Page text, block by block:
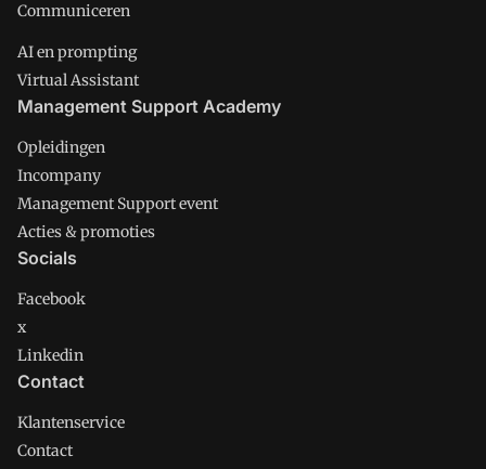
Communiceren
AI en prompting
Virtual Assistant
Management Support Academy
Opleidingen
Incompany
Management Support event
Acties & promoties
Socials
Facebook
x
Linkedin
Contact
Klantenservice
Contact